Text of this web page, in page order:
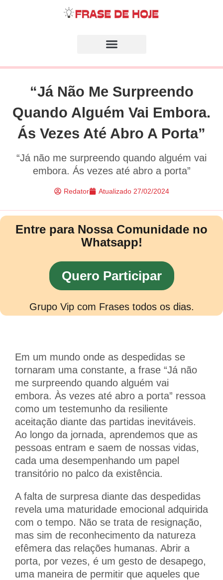
“Já Não Me Surpreendo
Quando Alguém Vai Embora.
Ás Vezes Até Abro A Porta”
“Já não me surpreendo quando alguém vai
embora. Ás vezes até abro a porta”
Redator Atualizado 27/02/2024
Entre para Nossa Comunidade no
Whatsapp!
Quero Participar
Grupo Vip com Frases todos os dias.
Em um mundo onde as despedidas se
tornaram uma constante, a frase “Já não
me surpreendo quando alguém vai
embora. Às vezes até abro a porta” ressoa
como um testemunho da resiliente
aceitação diante das partidas inevitáveis.
Ao longo da jornada, aprendemos que as
pessoas entram e saem de nossas vidas,
cada uma desempenhando um papel
transitório no palco da existência.
A falta de surpresa diante das despedidas
revela uma maturidade emocional adquirida
com o tempo. Não se trata de resignação,
mas sim de reconhecimento da natureza
efêmera das relações humanas. Abrir a
porta, por vezes, é um gesto de desapego,
uma maneira de permitir que aqueles que